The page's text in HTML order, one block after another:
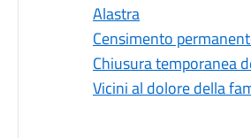
Alastra
Censimento
Chiusura temporanea
Vicini al dolore della